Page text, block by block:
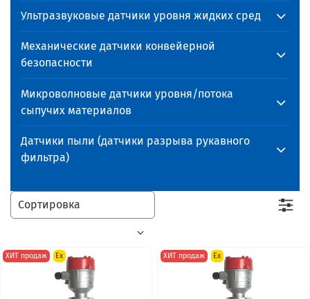
ХИТ продаж Ex ХИТ продаж Ex
Ультразвуковые датчики уровня жидких сред
Механические датчики конвейерной
безопасности
Микроволновые датчики уровня/потока
сыпучих материалов
Датчики пыли (датчики разрыва рукавного
фильтра)